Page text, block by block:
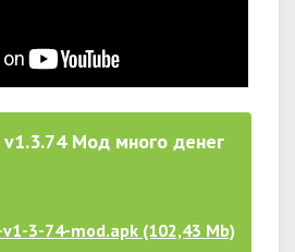
Мод много денег
3-74-mod.apk (102,43 Mb)